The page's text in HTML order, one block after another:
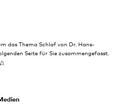
das Thema Schlaf von Dr. Hans-
Seite für Sie zusammengefasst.